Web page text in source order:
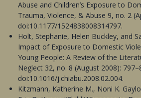
Abuse and Children’s Exposure to
Trauma, Violence, & Abuse 9, no. 2
doi:10.1177/1524838008314797.
Holt, Stephanie, Helen Buckley, and
Impact of Exposure to Domestic
Young People: A Review of the
Neglect 32, no. 8 (August 2008):
doi:10.1016/j.chiabu.2008.02.004.
Kitzmann, Katherine M., Noni K.